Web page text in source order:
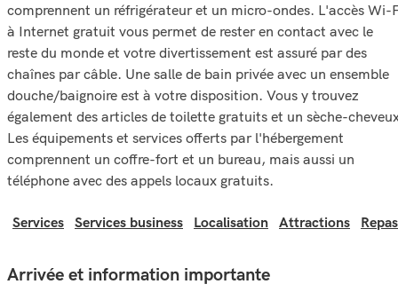
comprennent un réfrigérateur et un micro-ondes. L'accès Wi-
à Internet gratuit vous permet de rester en contact avec le
reste du monde et votre divertissement est assuré par des
chaînes par câble. Une salle de bain privée avec un ensemble
douche/baignoire est à votre disposition. Vous y trouvez
également des articles de toilette gratuits et un sèche-
Les équipements et services offerts par l'hébergement
comprennent un coffre-fort et un bureau, mais aussi un
téléphone avec des appels locaux gratuits.
Services Services business Localisation Attractions Repas
Arrivée et information importante